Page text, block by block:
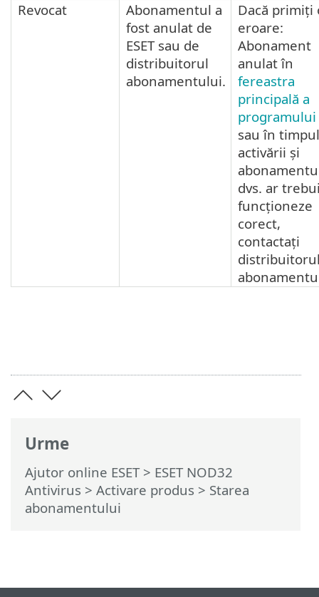
Urme
Ajutor online ESET> ESET NOD32
Antivirus > Activare produs > Starea
abonamentului
Revocat
Abonamentul a
fost anulat de
ESET sau de
distribuitorul
abonamentului.
Dacă primiți
eroare:
Abonament
anulat în
fereastra
principală a
programului
sau în timpul
activării și
dvs. ar
funcționeze
corect,
contactați